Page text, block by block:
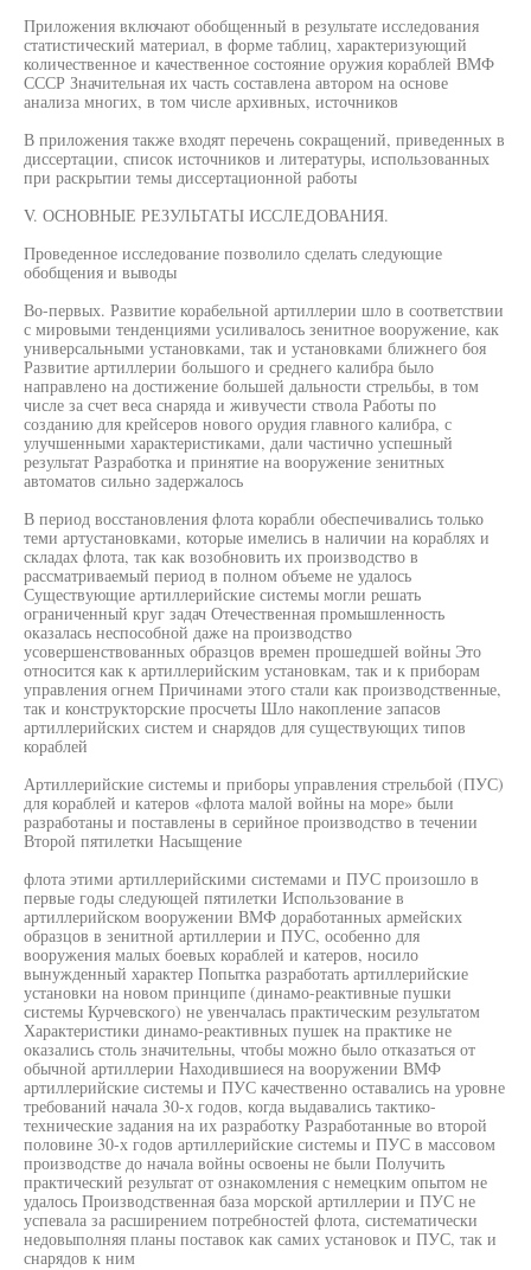
Приложения включают обобщенный в результате исследования
статистический материал, в форме таблиц, характеризующий
количественное и качественное состояние оружия кораблей ВМФ
СССР Значительная их часть составлена автором на основе
анализа многих, в том числе архивных, источников
В приложения также входят перечень сокращений, приведенных в
диссертации, список источников и литературы, использованных
при раскрытии темы диссертационной работы
V. ОСНОВНЫЕ РЕЗУЛЬТАТЫ ИССЛЕДОВАНИЯ.
Проведенное исследование позволило сделать следующие
обобщения и выводы
Во-первых. Развитие корабельной артиллерии шло в соответствии
с мировыми тенденциями усиливалось зенитное вооружение, как
универсальными установками, так и установками ближнего боя
Развитие артиллерии большого и среднего калибра было
направлено на достижение большей дальности стрельбы, в том
числе за счет веса снаряда и живучести ствола Работы по
созданию для крейсеров нового орудия главного калибра, с
улучшенными характеристиками, дали частично успешный
результат Разработка и принятие на вооружение зенитных
автоматов сильно задержалось
В период восстановления флота корабли обеспечивались только
теми артустановками, которые имелись в наличии на кораблях и
складах флота, так как возобновить их производство в
рассматриваемый период в полном объеме не удалось
Существующие артиллерийские системы могли решать
ограниченный круг задач Отечественная промышленность
оказалась неспособной даже на производство
усовершенствованных образцов времен прошедшей войны Это
относится как к артиллерийским установкам, так и к приборам
управления огнем Причинами этого стали как производственные,
так и конструкторские просчеты Шло накопление запасов
артиллерийских систем и снарядов для существующих типов
кораблей
Артиллерийские системы и приборы управления стрельбой (ПУС)
для кораблей и катеров «флота малой войны на море» были
разработаны и поставлены в серийное производство в течении
Второй пятилетки Насыщение
флота этими артиллерийскими системами и ПУС произошло в
первые годы следующей пятилетки Использование в
артиллерийском вооружении ВМФ доработанных армейских
образцов в зенитной артиллерии и ПУС, особенно для
вооружения малых боевых кораблей и катеров, носило
вынужденный характер Попытка разработать артиллерийские
установки на новом принципе (динамо-реактивные пушки
системы Курчевского) не увенчалась практическим результатом
Характеристики динамо-реактивных пушек на практике не
оказались столь значительны, чтобы можно было отказаться от
обычной артиллерии Находившиеся на вооружении ВМФ
артиллерийские системы и ПУС качественно оставались на уровне
требований начала 30-х годов, когда выдавались тактико-
технические задания на их разработку Разработанные во второй
половине 30-х годов артиллерийские системы и ПУС в массовом
производстве до начала войны освоены не были Получить
практический результат от ознакомления с немецким опытом не
удалось Производственная база морской артиллерии и ПУС не
успевала за расширением потребностей флота, систематически
недовыполняя планы поставок как самих установок и ПУС, так и
снарядов к ним